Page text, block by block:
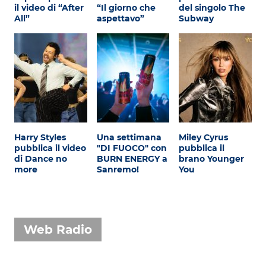
il video di “After
All”
“Il giorno che
aspettavo”
del singolo The
Subway
Harry Styles
pubblica il video
di Dance no
more
Una settimana
"DI FUOCO" con
BURN ENERGY a
Sanremo!
Miley Cyrus
pubblica il
brano Younger
You
Web Radio